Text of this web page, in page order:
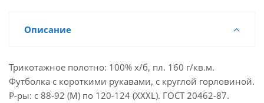
Описание
Трикотажное полотно: 100% х/б, пл. 160 г/кв.м.
Футболка с короткими рукавами, с круглой горловиной.
Р-ры: с 88-92 (М) по 120-124 (XXXL). ГОСТ 20462-87.